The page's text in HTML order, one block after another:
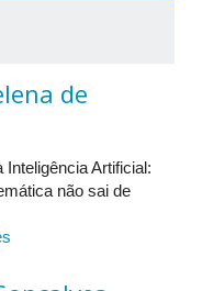
o café da
de
Inteligência Artificial:
não sai de